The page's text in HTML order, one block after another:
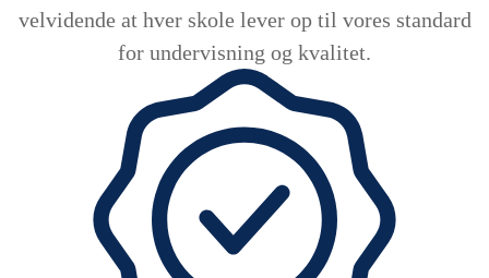
velvidende at hver skole lever op til vores standard
for undervisning og kvalitet.